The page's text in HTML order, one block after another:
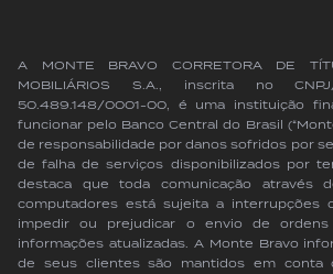
A MONTE BRAVO CORRETORA DE
MOBILIÁRIOS S.A., inscrita no
50.489.148/0001-00, é uma instituição
funcionar pelo Banco Central do Brasil
de responsabilidade por danos sofridos por
de falha de serviços disponibilizados por
destaca que toda comunicação através
computadores está sujeita a interrupções
impedir ou prejudicar o envio de
informações atualizadas. A Monte Bravo
de seus clientes são mantidos em conta